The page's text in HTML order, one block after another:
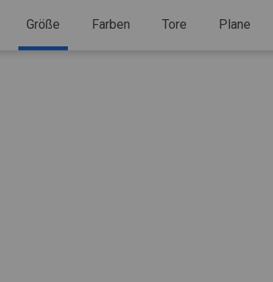
Größe Farben Tore Plane